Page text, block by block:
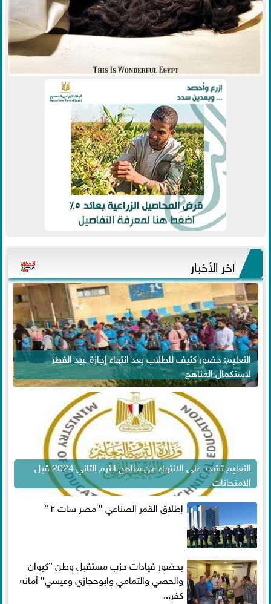
آخر الأخبار
التعليم: حضور كثيف للطلاب بعد انتهاء إجازة عيد الفطر
لاستكمال المناهج
التعليم تشدد على الانتهاء من مناهج الترم الثاني 2024 قبل
الامتحانات
إطلاق القمر الصناعي ” مصر سات ٢ ”
بحضور قيادات حزب مستقبل وطن ”كيوان
والحصي والتمامي وابوحجازي وعيسي” أمانه
كفر...